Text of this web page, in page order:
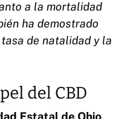
a la mortalidad
ha demostrado
de natalidad y la
del CBD